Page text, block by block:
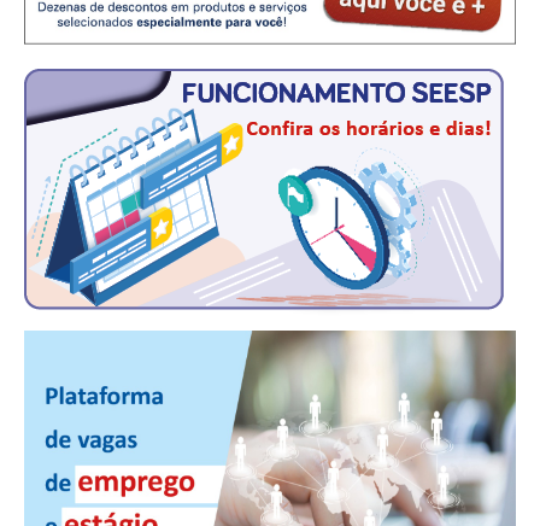
CONTRIBUIÇÕES
CONTRIBUIÇÃO ASSISTENCIAL
CONTRIBUIÇÃO ASSOCIATIVA OU ANUIDADE DE SÓCIO
CONTRIBUIÇÃO SINDICAL URBANA
REVISÃO DE APOSENTADORIA
FGTS EXPURGOS
LEI 4.950-A/1966 – PISO SALARIAL
LEI 5.194/1966 – REGULAMENTAÇÃO DA PROFISSÃO
LEI 6.496/1977 – ART